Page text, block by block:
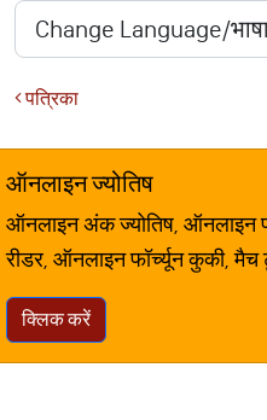
पत्रिका
ऑनलाइन ज्योतिष
ऑनलाइन अंक ज्योतिष, ऑनलाइन
रीडर, ऑनलाइन फॉर्च्यून कुकी,
क्लिक करें